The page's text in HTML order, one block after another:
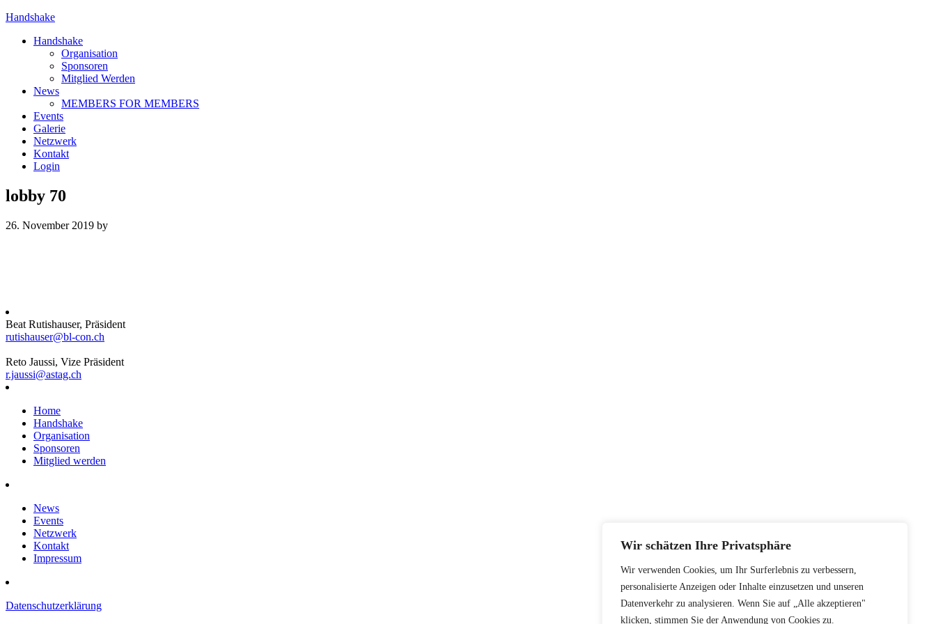
Wir schätzen Ihre Privatsphäre
Wir verwenden Cookies, um Ihr Surferlebnis zu verbessern,
personalisierte Anzeigen oder Inhalte einzusetzen und unseren
Datenverkehr zu analysieren. Wenn Sie auf „Alle akzeptieren"
klicken, stimmen Sie der Anwendung von Cookies zu.
Handshake
Handshake
Organisation
Sponsoren
Mitglied Werden
News
MEMBERS FOR MEMBERS
Events
Galerie
Netzwerk
Kontakt
Login
lobby 70
26. November 2019 by
Beat Rutishauser, Präsident
rutishauser@bl-con.ch
Reto Jaussi, Vize Präsident
r.jaussi@astag.ch
Home
Handshake
Organisation
Sponsoren
Mitglied werden
News
Events
Netzwerk
Kontakt
Impressum
Datenschutzerklärung